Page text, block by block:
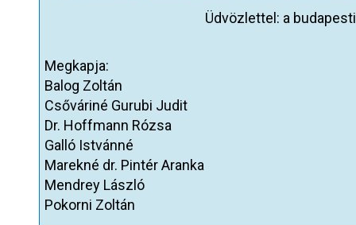
Üdvözlettel: a
Megkapja:
Balog Zoltán
Csőváriné Gurubi Judit
Dr. Hoffmann Rózsa
Galló Istvánné
Marekné dr. Pintér Aranka
Mendrey László
Pokorni Zoltán